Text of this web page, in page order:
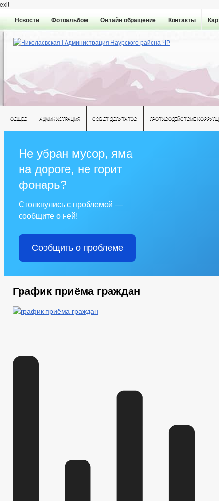
exit
Новости Фотоальбом Онлайн обращение Контакты
ОБЩЕЕ АДМИНИСТРАЦИЯ СОВЕТ ДЕПУТАТОВ ПРОТИВОДЕЙСТВИЕ
Не убран мусор, яма
на дороге, не горит
фонарь?
Столкнулись с проблемой —
сообщите о ней!
Сообщить о проблеме
График приёма граждан